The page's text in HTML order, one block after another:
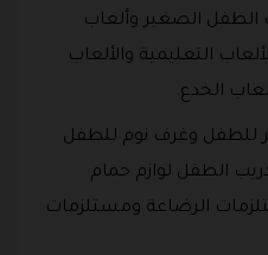
الصغير وألعاب
التعليمية والألعاب
الخدع.
للطفل وغرف نوم للطفل
الطفل لوازم حمام
الرضاعة ومستلزمات